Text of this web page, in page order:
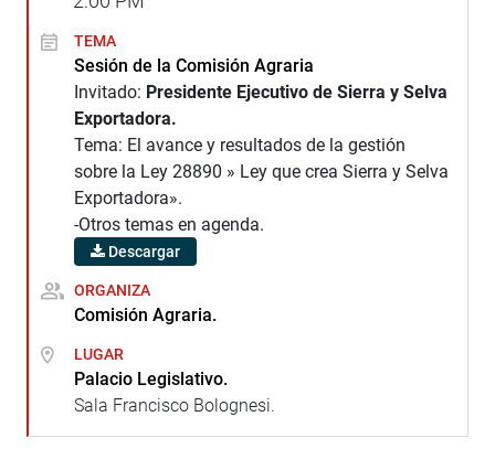
TEMA
Sesión de la Comisión Agraria
Invitado: Presidente Ejecutivo de Sierra y Selva
Exportadora.
Tema: El avance y resultados de la gestión
sobre la Ley 28890 » Ley que crea Sierra y Selva
Exportadora».
-Otros temas en agenda.
Descargar
ORGANIZA
Comisión Agraria.
LUGAR
Palacio Legislativo.
Sala Francisco Bolognesi.